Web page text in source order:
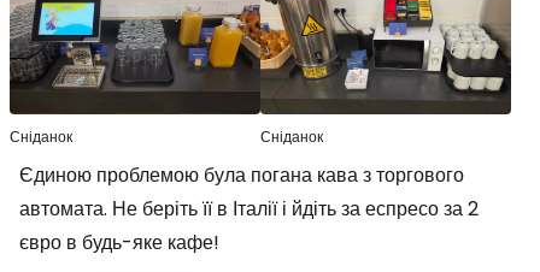
Сніданок Сніданок
Єдиною проблемою була погана кава з торгового
автомата. Не беріть її в Італії і йдіть за еспресо за 2
євро в будь-яке кафе!